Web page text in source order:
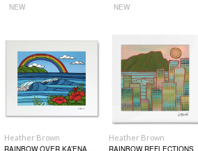
NEW
NEW
Heather Brown
RAINBOW OVER KA’ENA POINT
Heather Brown
RAINBOW REFLECTIONS